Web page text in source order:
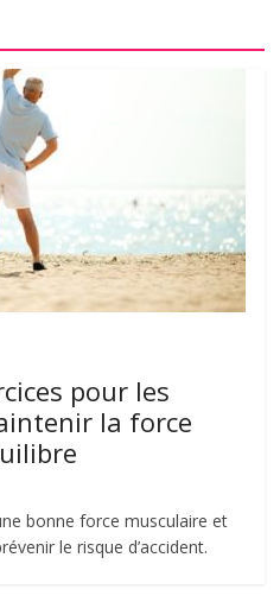
pour les
la force
bonne force musculaire et
le risque d’accident.